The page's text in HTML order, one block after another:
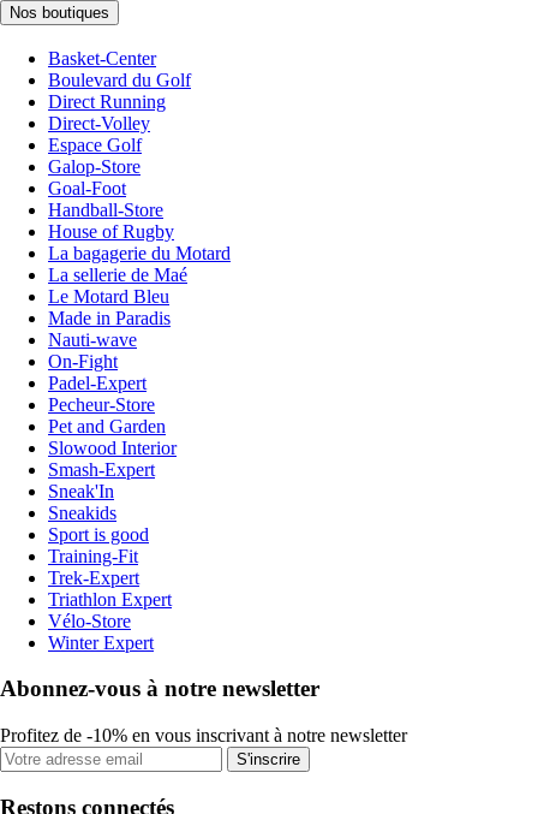
Nos boutiques
Basket-Center
Boulevard du Golf
Direct Running
Direct-Volley
Espace Golf
Galop-Store
Goal-Foot
Handball-Store
House of Rugby
La bagagerie du Motard
La sellerie de Maé
Le Motard Bleu
Made in Paradis
Nauti-wave
On-Fight
Padel-Expert
Pecheur-Store
Pet and Garden
Slowood Interior
Smash-Expert
Sneak'In
Sneakids
Sport is good
Training-Fit
Trek-Expert
Triathlon Expert
Vélo-Store
Winter Expert
Abonnez-vous à notre newsletter
Profitez de -10% en vous inscrivant à notre newsletter
S'inscrire
Restons connectés